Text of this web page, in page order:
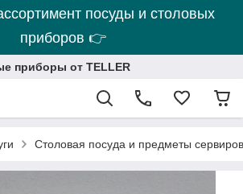
посуды и столовых
приборов 👉
приборы от TELLER
Столовая посуда и предметы